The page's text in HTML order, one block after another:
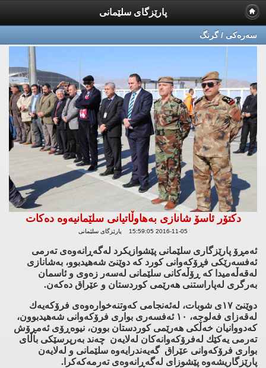
پارێزگای سلێمانی
سه‌ره‌كی / گرنگ
دكتۆر ئاسۆ شانازی بەهاوڵاتیانی سلێمانیەوە دەكات
2016-11-05 15:59:05 پارێزگای سلێمانی
ئەمڕۆ پارێزگاری سلێمانی پێشوازیكرد لەگەڕانەوەی تەرمی
ئەفسەرێكی فڕۆكەوانی كورد كە دوێنێ شەهیدبوو، بەشانازی
لەقەڵەمیدا كە ڕۆڵەكانی سلێمانی لەسەر زەوی و ئاسمان
بەرگری لەپاراستنی هەرێمی كوردستان و عێراق دەكەن.
دوێنێ ١٧ی شوبات، لەئەنجامی كەوتنەخوارەوەی فرۆكەیەك
لەقەزای فەلوجە، ١٠ ئەفسەری بواری فرۆكەوانی شەهیدبوون،
كەدووانیان خەڵكی هەرێمی كوردستان بوون، نیوەڕۆی ئەمڕۆش
تەرمی یەكێك لەفرۆكەوانەكان لەلایەن چەند بەرپرسێکی باڵای
بواری فرۆکەوانی عێراق گەیەندرایەوە سلێمانی و لەلایەن
پارێزگاریشەوە پێشوزای لەگەڕانەوەی تەرمەكەكرا.